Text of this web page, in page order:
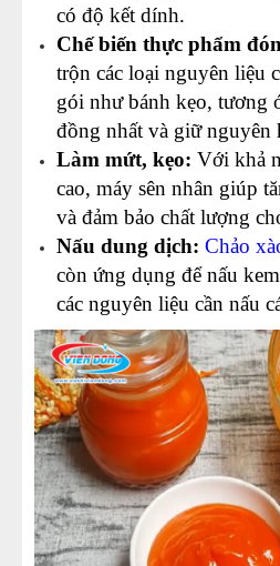
có độ kết dính.
Chế biến thực phẩm
trộn các loại nguyên liệu
gói như bánh kẹo, tương
đồng nhất và giữ nguyên
Làm mứt, kẹo: Với khả
cao, máy sên nhân giúp
và đảm bảo chất lượng
Nấu dung dịch: Chảo
còn ứng dụng để nấu
các nguyên liệu cần nấu